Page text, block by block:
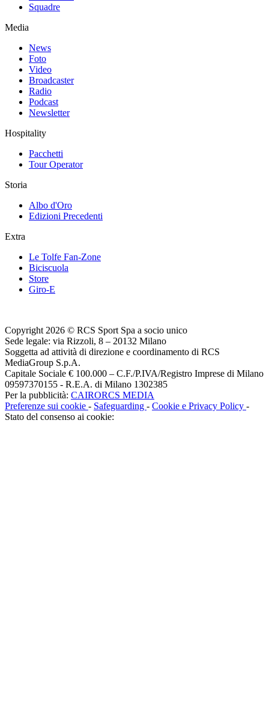
Squadre
Media
News
Foto
Video
Broadcaster
Radio
Podcast
Newsletter
Hospitality
Pacchetti
Tour Operator
Storia
Albo d'Oro
Edizioni Precedenti
Extra
Le Tolfe Fan-Zone
Biciscuola
Store
Giro-E
Copyright 2026 © RCS Sport Spa a socio unico
Sede legale: via Rizzoli, 8 – 20132 Milano
Soggetta ad attività di direzione e coordinamento di RCS
MediaGroup S.p.A.
Capitale Sociale € 100.000 – C.F./P.IVA/Registro Imprese di Milano
09597370155 - R.E.A. di Milano 1302385
Per la pubblicità: CAIRORCS MEDIA
Preferenze sui cookie - Safeguarding - Cookie e Privacy Policy -
Stato del consenso ai cookie: